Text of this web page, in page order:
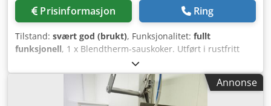
Prisinformasjon Ring
Tilstand: svært god (brukt), Funksjonalitet: fullt
funksjonell, 1 x Blendtherm-sauskoker. Utført i rustfritt
stål. Med full prosesskontroll. Dampkappe, utløp foran,
med skrapeblandingsfunksjon langs sideveggen.
Innvendige mål omtrent: 1,5 m x 750 mm x 600 mm. Totale
mål: 2,5 m x 1,1 m x 1,8 m høy. Chedpfjvxgy Asx Afpsa
Annonse